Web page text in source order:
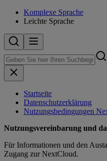
Komplexe Sprache
Leichte Sprache
Startseite
Datenschutzerklärung
Nutzungsbedingungen
Nutzungsvereinbarung und
Für Informationen und den
Zugang zur NextCloud.